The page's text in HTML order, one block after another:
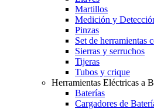
Martillos
Medición y
Pinzas
Set de herramientas
Sierras y serruchos
Tijeras
Tubos y crique
Herramientas Eléctricas a
Baterías
Cargadores de